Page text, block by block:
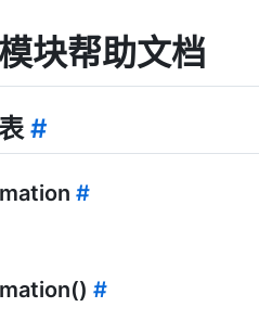
块帮助文档
#
#
#